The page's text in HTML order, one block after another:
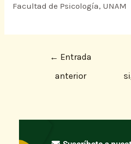
Facultad de Psicología, UNAM
← Entrada
anterior